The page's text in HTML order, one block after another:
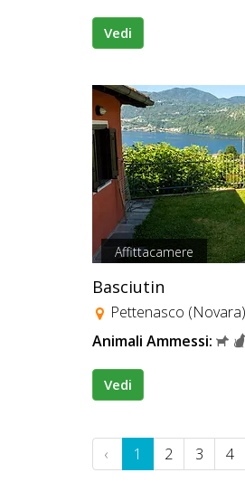
Vedi
Affittacamere
Basciutin
Pettenasco
Animali Ammessi:
Vedi
‹ 1 2 3 4